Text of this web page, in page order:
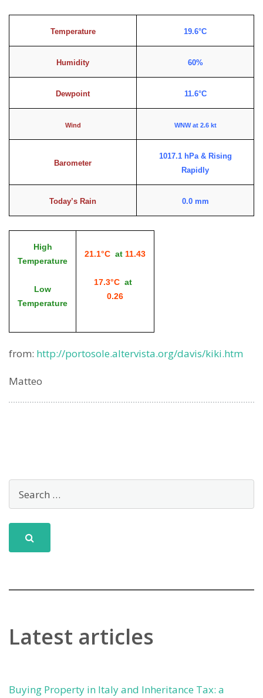
Temperature 19.6°C
Humidity 60%
Dewpoint 11.6°C
Wind WNW at 2.6 kt
Barometer
1017.1 hPa & Rising
Rapidly
Today’s Rain 0.0 mm
High
Temperature
Low
Temperature
21.1°C at 11.43
17.3°Cat
0.26
from: http://portosole.altervista.org/davis/kiki.htm
Matteo
Latest articles
Buying Property in Italy and Inheritance Tax: a